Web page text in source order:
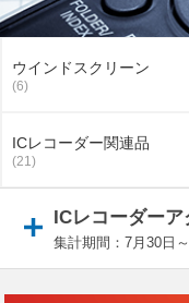
ウインドスクリーン
(6)
ICレコーダー関連品
(21)
ICレコーダー
集計期間：7月30日